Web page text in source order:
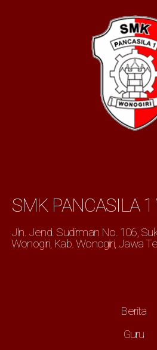
SMK PANCASILA
Jln. Jend. Sudirman No. 106,
Wonogiri, Kab. Wonogiri, Jawa
Berita
Guru